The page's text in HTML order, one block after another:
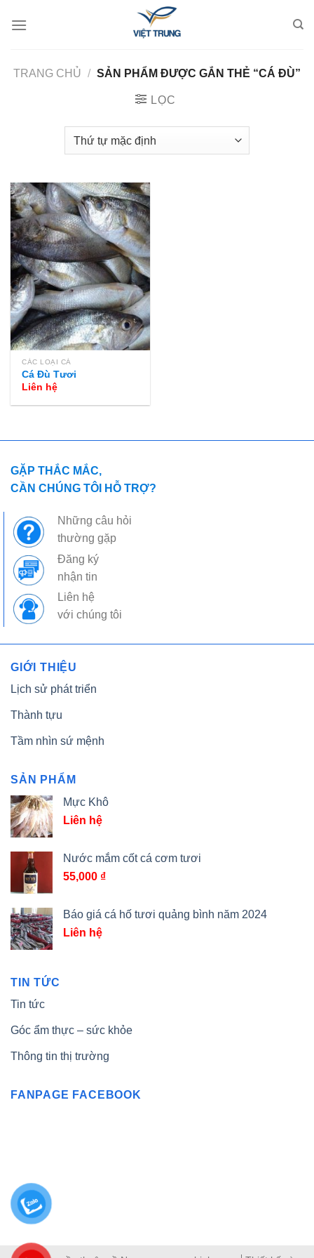
TRANG CHỦ / SẢN PHẨM ĐƯỢC GẮN THẺ “CÁ ĐÙ”
LỌC
CÁC LOẠI CÁ
Cá Đù Tươi
Liên hệ
GẶP THẮC MẮC,
CẦN CHÚNG TÔI HỖ TRỢ?
Những câu hỏi
thường gặp
Đăng ký
nhận tin
Liên hệ
với chúng tôi
GIỚI THIỆU
Lịch sử phát triển
Thành tựu
Tầm nhìn sứ mệnh
SẢN PHẨM
Mực Khô
Liên hệ
Nước mắm cốt cá cơm tươi
55,000 ₫
Báo giá cá hố tươi quảng bình năm 2024
Liên hệ
TIN TỨC
Tin tức
Góc ẩm thực – sức khỏe
Thông tin thị trường
FANPAGE FACEBOOK